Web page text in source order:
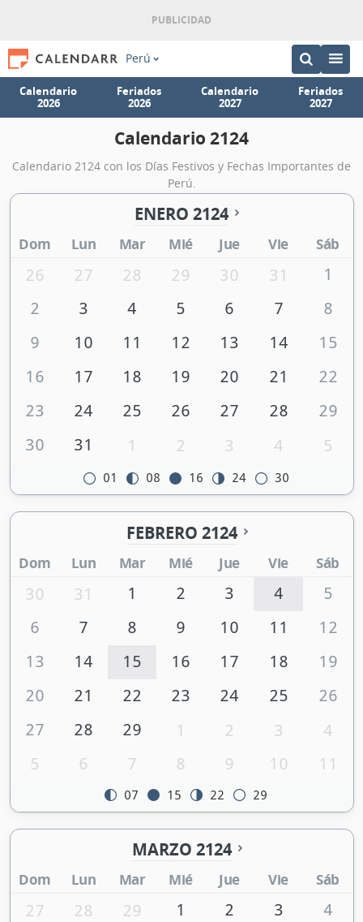
Perú
Calendario
2026
Feriados
2026
Calendario
2027
Feriados
2027
Calendario 2124
Calendario 2124 con los Días Festivos y Fechas Importantes de
Perú.
ENERO 2124
Dom Lun Mar Mié Jue Vie Sáb
26 27 28 29 30 31
1
2
3 4 5 6 7
8
9
10 11 12 13 14
15
16
17 18 19 20 21
22
23
24 25 26 27 28
29
30
31 1 2 3 4 5
01 08 16 24 30
FEBRERO 2124
Dom Lun Mar Mié Jue Vie Sáb
30 31 1 2 3 4
5
6
7 8 9 10 11
12
13
14 15 16 17 18
19
20
21 22 23 24 25
26
27
28 29 1 2 3
4
5
6 7 8 9 10 11
07 15 22 29
MARZO 2124
Dom Lun Mar Mié Jue Vie Sáb
27 28 29 1 2 3
4